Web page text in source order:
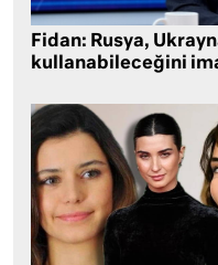
Fidan: Rusya,
kullanabileceğini